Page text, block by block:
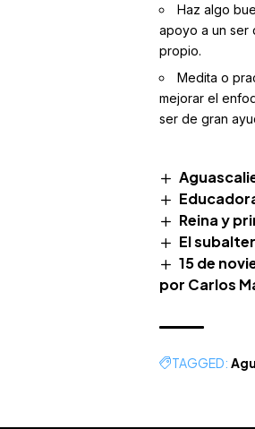
Haz algo
apoyo a un ser
propio.
Medita o
mejorar el
ser de gran
Reina y
El
15 de
por Carlos
TAGGED: